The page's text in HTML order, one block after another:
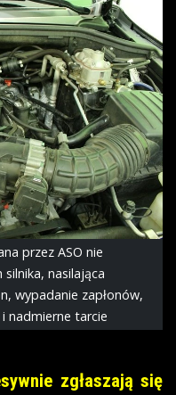
przez ASO nie
nasilająca
wypadanie zapłonów,
nadmierne tarcie
zgłaszają się